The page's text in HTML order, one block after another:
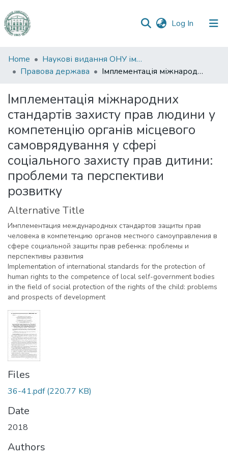
Log In (current)
Communities
&
All of DSpace
Statistics
Home
Наукові видання ОНУ імені І. І. Мечникова
Правова держава
Імплементація міжнародних стандартів захисту прав людини у компетенцію органів місцевого самоврядування у сфері соціального захисту прав дитини: проблеми та перспективи розвитку
Імплементація міжнародних
стандартів захисту прав людини у
компетенцію органів місцевого
самоврядування у сфері
соціального захисту прав дитини:
проблеми та перспективи
розвитку
Alternative Title
Имплементация международных стандартов защиты прав
человека в компетенцию органов местного самоуправления в
сфере социальной защиты прав ребенка: проблемы и
перспективы развития
Implementation of international standards for the protection of
human rights to the competence of local self-government bodies
in the field of social protection of the rights of the child: problems
and prospects of development
Files
36-41.pdf(220.77 KB)
Date
2018
Authors